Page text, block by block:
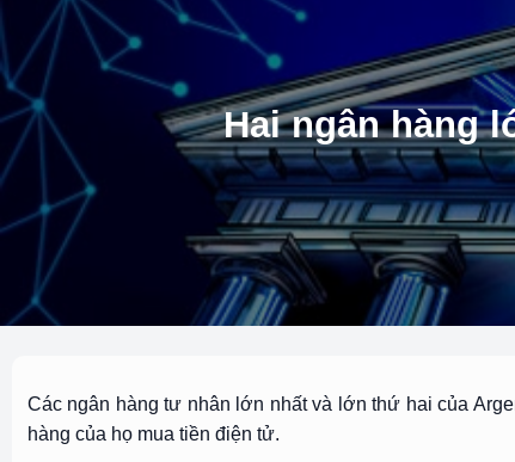
Hai ngân hàng
Các ngân hàng tư nhân lớn nhất và lớn thứ hai của
hàng của họ mua tiền điện tử.